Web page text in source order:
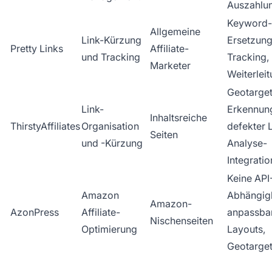
Pretty Links
Link-Kürzung
und Tracking
Allgemeine
Affiliate-
Marketer
Keyword-
Tracking,
ThirstyAffiliates
Link-
Organisation
und -Kürzung
Inhaltsreiche
Seiten
defekter
Analyse-
AzonPress
Amazon
Affiliate-
Optimierung
Amazon-
Nischenseiten
Keine
Layouts,